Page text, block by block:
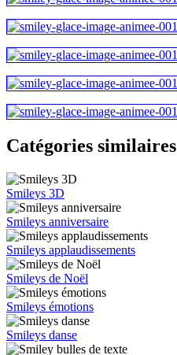
Catégories similaires
Smileys 3D
Smileys anniversaire
Smileys applaudissements
Smileys de Noël
Smileys émotions
Smileys danse